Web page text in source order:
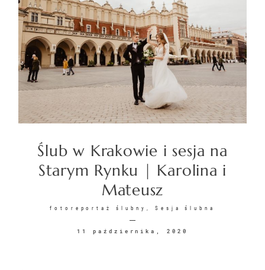
Ślub w Krakowie i sesja na
Starym Rynku | Karolina i
Mateusz
fotoreportaż ślubny Sesja ślubna
11 października, 2020
CONTENT CREATOR
FILM
O NAS
KONTAKT